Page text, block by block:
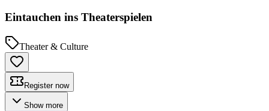
Eintauchen ins Theaterspielen
Theater & Culture
Register now
Show more